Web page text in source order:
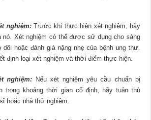
nghiệm:Trước khi thực hiện xét nghiệm, hãy
nó. Xét nghiệm có thể được sử dụng cho sàng
dõi hoặc đánh giá nặng nhẹ của bệnh ung thư.
định loại xét nghiệm và thời điểm thực hiện.
nghiệm:Nếu xét nghiệm yêu cầu chuẩn bị
trong khoảng thời gian cố định, hãy tuân thủ
hoặc nhà thử nghiệm.